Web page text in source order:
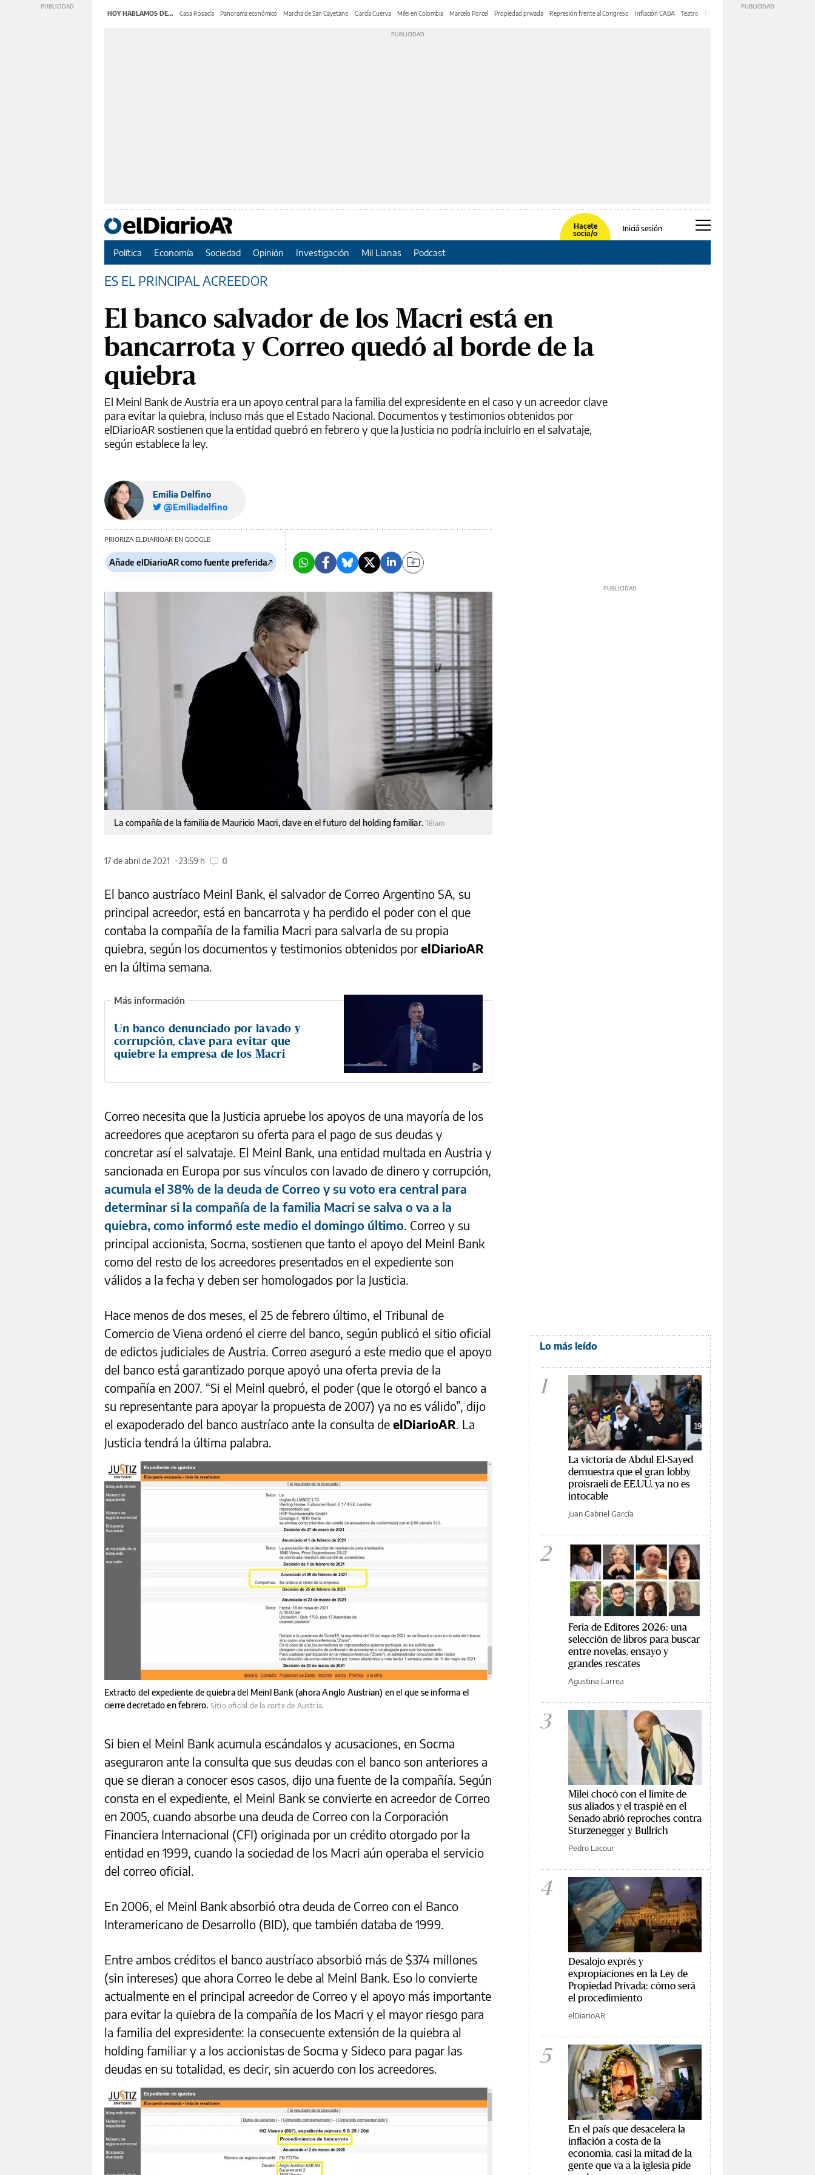
HOY HABLAMOS DE... Casa Rosada Panorama económico Marcha de San Cayetano García Cuerva Milei en Colombia Marcelo Porcel Propiedad privada Represión frente al Congreso Inflación CABA Teatro Feria de Editores
Hacete
socia/o
Iniciá sesión
Política Economía Sociedad Opinión Investigación Mil Lianas Podcast
ES EL PRINCIPAL ACREEDOR
El banco salvador de los Macri está en
bancarrota y Correo quedó al borde de la
quiebra
El Meinl Bank de Austria era un apoyo central para la familia del expresidente en el caso y un acreedor clave
para evitar la quiebra, incluso más que el Estado Nacional. Documentos y testimonios obtenidos por
elDiarioAR sostienen que la entidad quebró en febrero y que la Justicia no podría incluirlo en el salvataje,
según establece la ley.
Emilia Delfino
@Emiliadelfino
PRIORIZA ELDIARIOAR EN GOOGLE
Añade elDiarioAR como fuente preferida
La compañía de la familia de Mauricio Macri, clave en el futuro del holding familiar.Télam
17 de abril de 2021 23:59 h 0
El banco austríaco Meinl Bank, el salvador de Correo Argentino SA, su
principal acreedor, está en bancarrota y ha perdido el poder con el que
contaba la compañía de la familia Macri para salvarla de su propia
quiebra, según los documentos y testimonios obtenidos porelDiarioAR
en la última semana.
Un banco denunciado por lavado y
corrupción, clave para evitar que
quiebre la empresa de los Macri
Correo necesita que la Justicia apruebe los apoyos de una mayoría de los
acreedores que aceptaron su oferta para el pago de sus deudas y
concretar así el salvataje. El Meinl Bank, una entidad multada en Austria y
sancionada en Europa por sus vínculos con lavado de dinero y corrupción,
acumula el 38% de la deuda de Correo y su voto era central para
determinar si la compañía de la familia Macri se salva o va a la
quiebra, como informó este medio el domingo último. Correo y su
principal accionista, Socma, sostienen que tanto el apoyo del Meinl Bank
como del resto de los acreedores presentados en el expediente son
válidos a la fecha y deben ser homologados por la Justicia.
Hace menos de dos meses, el 25 de febrero último, el Tribunal de
Comercio de Viena ordenó el cierre del banco, según publicó el sitio oficial
de edictos judiciales de Austria. Correo aseguró a este medio que el apoyo
del banco está garantizado porque apoyó una oferta previa de la
compañía en 2007. “Si el Meinl quebró, el poder (que le otorgó el banco a
su representante para apoyar la propuesta de 2007) ya no es válido”, dijo
el exapoderado del banco austríaco ante la consulta de elDiarioAR. La
Justicia tendrá la última palabra.
Extracto del expediente de quiebra del Meinl Bank (ahora Anglo Austrian) en el que se informa el
cierre decretado en febrero. Sitio oficial de la corte de Austria.
Si bien el Meinl Bank acumula escándalos y acusaciones, en Socma
aseguraron ante la consulta que sus deudas con el banco son anteriores a
que se dieran a conocer esos casos, dijo una fuente de la compañía. Según
consta en el expediente, el Meinl Bank se convierte en acreedor de Correo
en 2005, cuando absorbe una deuda de Correo con la Corporación
Financiera Internacional (CFI) originada por un crédito otorgado por la
entidad en 1999, cuando la sociedad de los Macri aún operaba el servicio
del correo oficial.
En 2006, el Meinl Bank absorbió otra deuda de Correo con el Banco
Interamericano de Desarrollo (BID), que también databa de 1999.
Entre ambos créditos el banco austríaco absorbió más de $374 millones
(sin intereses) que ahora Correo le debe al Meinl Bank. Eso lo convierte
actualmente en el principal acreedor de Correo y el apoyo más importante
para evitar la quiebra de la compañía de los Macri y el mayor riesgo para
la familia del expresidente: la consecuente extensión de la quiebra al
holding familiar y a los accionistas de Socma y Sideco para pagar las
deudas en su totalidad, es decir, sin acuerdo con los acreedores.
Lo más leído
1
La victoria de Abdul El-Sayed
demuestra que el gran lobby
proisraelí de EE.UU. ya no es
intocable
Juan Gabriel García
2
Feria de Editores 2026: una
selección de libros para buscar
entre novelas, ensayo y
grandes rescates
Agustina Larrea
3
Milei chocó con el límite de
sus aliados y el traspié en el
Senado abrió reproches contra
Sturzenegger y Bullrich
Pedro Lacour
4
Desalojo exprés y
expropiaciones en la Ley de
Propiedad Privada: cómo será
el procedimiento
elDiarioAR
5
En el país que desacelera la
inflación a costa de la
economía, casi la mitad de la
gente que va a la iglesia pide